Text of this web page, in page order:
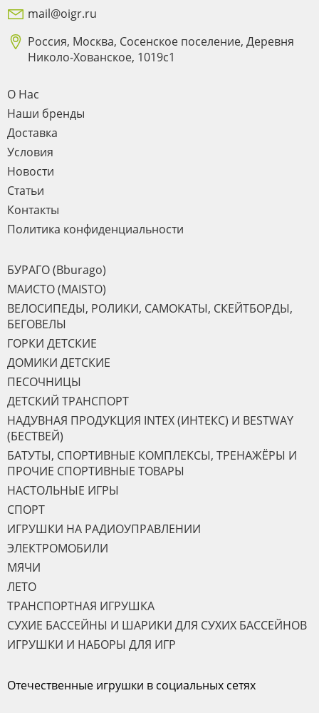
mail@oigr.ru
Россия, Москва, Сосенское поселение, Деревня
Николо-Хованское, 1019с1
О Нас
Наши бренды
Доставка
Условия
Новости
Статьи
Контакты
Политика конфиденциальности
БУРАГО (Bburago)
МАИСТО (MAISTO)
ВЕЛОСИПЕДЫ, РОЛИКИ, САМОКАТЫ, СКЕЙТБОРДЫ,
БЕГОВЕЛЫ
ГОРКИ ДЕТСКИЕ
ДОМИКИ ДЕТСКИЕ
ПЕСОЧНИЦЫ
ДЕТСКИЙ ТРАНСПОРТ
НАДУВНАЯ ПРОДУКЦИЯ INTEX (ИНТЕКС) И BESTWAY
(БЕСТВЕЙ)
БАТУТЫ, СПОРТИВНЫЕ КОМПЛЕКСЫ, ТРЕНАЖЁРЫ И
ПРОЧИЕ СПОРТИВНЫЕ ТОВАРЫ
НАСТОЛЬНЫЕ ИГРЫ
СПОРТ
ИГРУШКИ НА РАДИОУПРАВЛЕНИИ
ЭЛЕКТРОМОБИЛИ
МЯЧИ
ЛЕТО
ТРАНСПОРТНАЯ ИГРУШКА
СУХИЕ БАССЕЙНЫ И ШАРИКИ ДЛЯ СУХИХ БАССЕЙНОВ
ИГРУШКИ И НАБОРЫ ДЛЯ ИГР
Отечественные игрушки в социальных сетях